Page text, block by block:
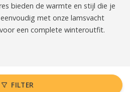
bieden de warmte en stijl die je
met onze lamsvacht
een complete winteroutfit.
FILTER